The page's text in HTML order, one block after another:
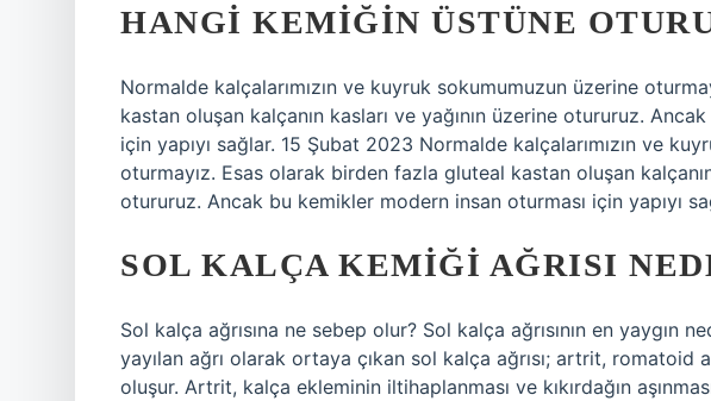
HANGI KEMIĞIN ÜSTÜNE
Normalde kalçalarımızın ve kuyruk sokumumuzun üzerine
kastan oluşan kalçanın kasları ve yağının üzerine otururuz.
için yapıyı sağlar. 15 Şubat 2023 Normalde kalçalarımızın ve
oturmayız. Esas olarak birden fazla gluteal kastan oluşan
otururuz. Ancak bu kemikler modern insan oturması için yapıyı
SOL KALÇA KEMIĞI AĞRISI
Sol kalça ağrısına ne sebep olur? Sol kalça ağrısının en yaygın
yayılan ağrı olarak ortaya çıkan sol kalça ağrısı; artrit,
oluşur. Artrit, kalça ekleminin iltihaplanması ve kıkırdağın